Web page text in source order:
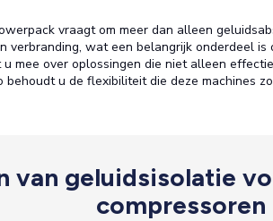
vraagt om meer dan alleen
wat een belangrijk onderdeel is
mee over oplossingen die niet alleen
u de flexibiliteit die deze machines
van geluidsisolatie
compressoren